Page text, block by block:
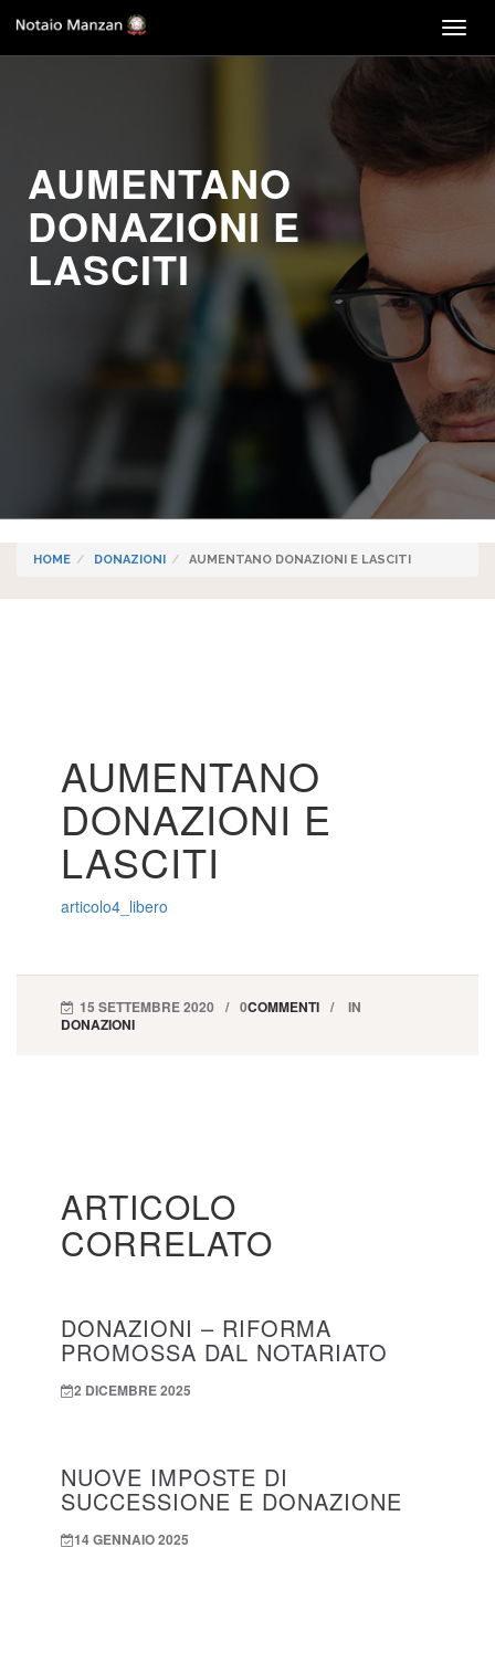
AUMENTANO
DONAZIONI E
LASCITI
HOME DONAZIONI AUMENTANO DONAZIONI E LASCITI
AUMENTANO
DONAZIONI E
LASCITI
articolo4_libero
15 SETTEMBRE 2020 0COMMENTI
IN
DONAZIONI
ARTICOLO
CORRELATO
DONAZIONI – RIFORMA
PROMOSSA DAL NOTARIATO
2 DICEMBRE 2025
NUOVE IMPOSTE DI
SUCCESSIONE E DONAZIONE
14 GENNAIO 2025